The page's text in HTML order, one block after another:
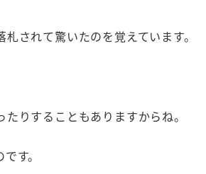
されて驚いたのを覚えています。
りすることもありますからね。
す。